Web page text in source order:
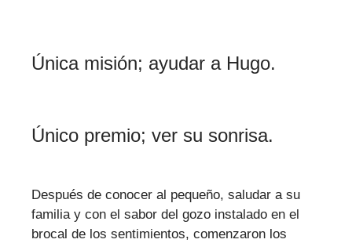
Única misión; ayudar a Hugo.
Único premio; ver su sonrisa.
Después de conocer al pequeño, saludar a su
familia y con el sabor del gozo instalado en el
brocal de los sentimientos, comenzaron los